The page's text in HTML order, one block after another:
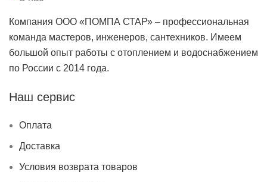
Компания ООО «ПОМПА СТАР» – профессиональная
команда мастеров, инженеров, сантехников. Имеем
большой опыт работы с отоплением и водоснабжением
по России с 2014 года.
Наш сервис
Оплата
Доставка
Условия возврата товаров